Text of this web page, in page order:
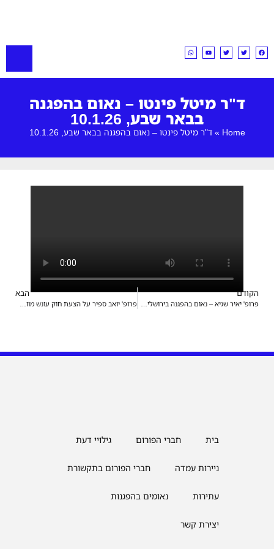
ד"ר מיטל פינטו – נאום בהפגנה
בבאר שבע, 10.1.26
Home
»ד"ר מיטל פינטו – נאום בהפגנה בבאר שבע, 10.1.26
הקודם הבא
בית חברי הפורום גילויי דעת
ניירות עמדה חברי הפורום בתקשורת
עתירות נאומים בהפגנות
יצירת קשר